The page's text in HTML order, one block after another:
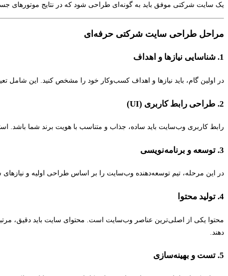
یک سایت شرکتی موفق باید به گونه‌ای طراحی شود که در نتایج موتورهای
مراحل طراحی سایت شرکتی حرفه‌ای
1. شناسایی نیازها و اهداف
در اولین گام، باید نیازها و اهداف کسب‌وکار خود را مشخص کنید. این شامل
2. طراحی رابط کاربری (UI)
رابط کاربری وب‌سایت باید ساده، جذاب و متناسب با هویت برند شما باشد.
3. توسعه و برنامه‌نویسی
در این مرحله، تیم توسعه‌دهنده وب‌سایت را بر اساس طراحی اولیه و
4. تولید محتوا
محتوا یکی از اصلی‌ترین عناصر وب‌سایت است. محتوای سایت باید دقیق،
دهند.
5. تست و بهینه‌سازی